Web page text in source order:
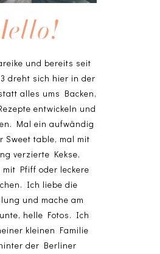
und bereits seit
dreht sich hier in der
alles ums Backen,
entwickeln und
Mal ein aufwändig
Sweet table, mal mit
verzierte Kekse,
mit Pfiff oder leckere
Ich liebe die
und mache am
helle Fotos. Ich
kleinen Familie
der Berliner